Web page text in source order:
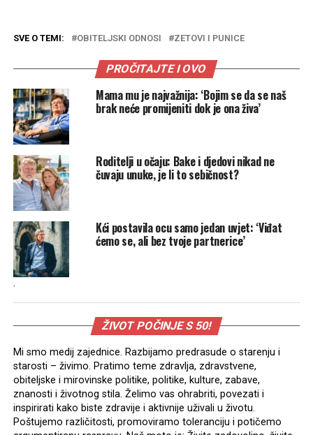
SVE O TEMI: OBITELJSKI ODNOSI ZETOVI I PUNICE
PROČITAJTE I OVO
Mama mu je najvažnija: ‘Bojim se da se naš
brak neće promijeniti dok je ona živa’
Roditelji u očaju: Bake i djedovi nikad ne
čuvaju unuke, je li to sebičnost?
Kći postavila ocu samo jedan uvjet: ‘Viđat
ćemo se, ali bez tvoje partnerice’
.
ŽIVOT POČINJE S 50!
Mi smo medij zajednice. Razbijamo predrasude o starenju i
starosti – živimo. Pratimo teme zdravlja, zdravstvene,
obiteljske i mirovinske politike, politike, kulture, zabave,
znanosti i životnog stila. Želimo vas ohrabriti, povezati i
inspirirati kako biste zdravije i aktivnije uživali u životu.
Poštujemo različitosti, promoviramo toleranciju i potičemo